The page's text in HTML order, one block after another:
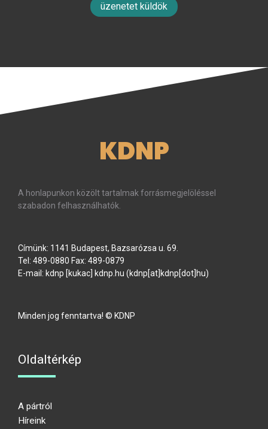
üzenetet küldök
KDNP
A honlapunkon közölt tartalmak forrásmegjelöléssel
szabadon felhasználhatók.
Címünk: 1141 Budapest, Bazsarózsa u. 69.
Tel: 489-0880 Fax: 489-0879
E-mail: kdnp [kukac] kdnp hu (kdnp[at]kdnp[dot]hu)
Minden jog fenntartva! © KDNP
Oldaltérkép
A pártról
Híreink